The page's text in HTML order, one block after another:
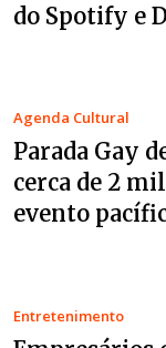
do Spotify e
Agenda Cultural
Parada Gay
cerca de 2
evento
Entretenimento